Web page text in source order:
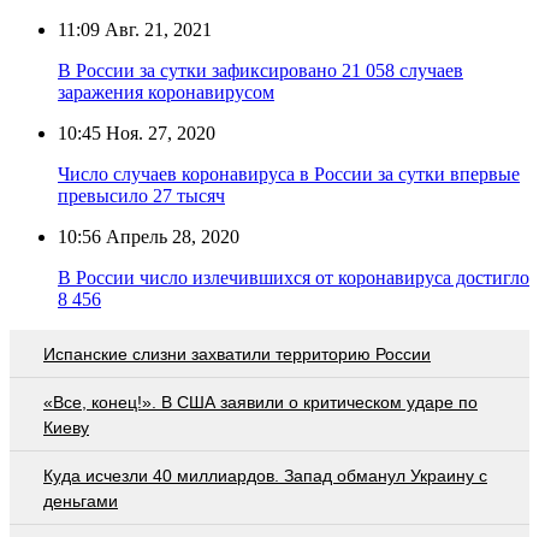
11:09 Авг. 21, 2021
В России за сутки зафиксировано 21 058 случаев
заражения коронавирусом
10:45 Ноя. 27, 2020
Число случаев коронавируса в России за сутки впервые
превысило 27 тысяч
10:56 Апрель 28, 2020
В России число излечившихся от коронавируса достигло
8 456
Испанские слизни захватили территорию России
«Все, конец!». В США заявили о критическом ударе по
Киеву
Куда исчезли 40 миллиардов. Запад обманул Украину с
деньгами